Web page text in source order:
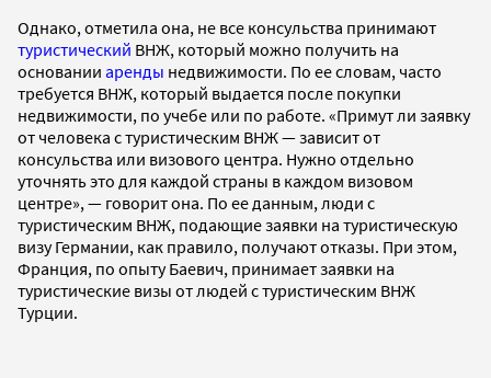
Однако, отметила она, не все консульства принимают
туристический ВНЖ, который можно получить на
основании аренды недвижимости. По ее словам, часто
требуется ВНЖ, который выдается после покупки
недвижимости, по учебе или по работе. «Примут ли заявку
от человека с туристическим ВНЖ — зависит от
консульства или визового центра. Нужно отдельно
уточнять это для каждой страны в каждом визовом
центре», — говорит она. По ее данным, люди с
туристическим ВНЖ, подающие заявки на туристическую
визу Германии, как правило, получают отказы. При этом,
Франция, по опыту Баевич, принимает заявки на
туристические визы от людей с туристическим ВНЖ
Турции.